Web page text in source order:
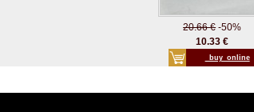
20.66 €-50%
10.33 €
_buy_online